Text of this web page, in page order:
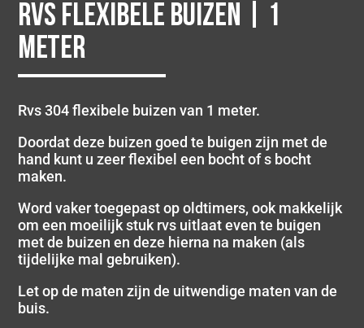
Rvs flexibele buizen | 1
meter
Rvs 304 flexibele buizen van 1 meter.
Doordat deze buizen goed te buigen zijn met de
hand kunt u zeer flexibel een bocht of s bocht
maken.
Word vaker toegepast op oldtimers, ook makkelijk
om een moeilijk stuk rvs uitlaat even te buigen
met de buizen en deze hierna na maken (als
tijdelijke mal gebruiken).
Let op de maten zijn de uitwendige maten van de
buis.